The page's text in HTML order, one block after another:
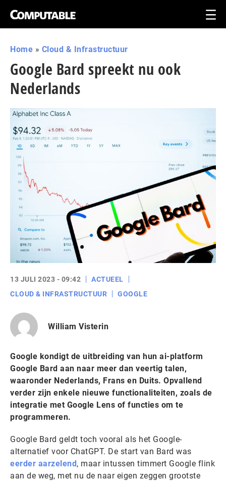
Home » Cloud & Infrastructuur
Google Bard spreekt nu ook
Nederlands
13 JULI 2023 - 09:42
ACTUEEL
CLOUD & INFRASTRUCTUUR
GOOGLE
William Visterin
Google kondigt de uitbreiding van hun ai-platform
Google Bard aan naar meer dan veertig talen,
waaronder Nederlands, Frans en Duits. Opvallend
verder zijn enkele nieuwe functionaliteiten, zoals de
integratie met Google Lens of functies om te
programmeren.
Google Bard geldt toch vooral als het Google-
alternatief voor ChatGPT. De start van Bard was
eerder aarzelend, maar intussen timmert Google flink
aan de weg, met nu de naar eigen zeggen grootste